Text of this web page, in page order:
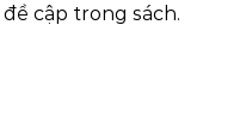
cập trong sách.